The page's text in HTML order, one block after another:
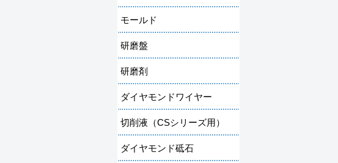
モールド
研磨盤
研磨剤
ダイヤモンドワイヤー
切削液（CSシリーズ用）
ダイヤモンド砥石